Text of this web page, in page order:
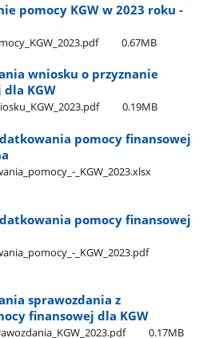
pomocy KGW w 2023 roku -
0.67MB
wniosku o przyznanie
KGW
0.19MB
pomocy finansowej
​_KGW​_2023.xlsx
pomocy finansowej
​_KGW​_2023.pdf
sprawozdania z
finansowej dla KGW
0.17MB